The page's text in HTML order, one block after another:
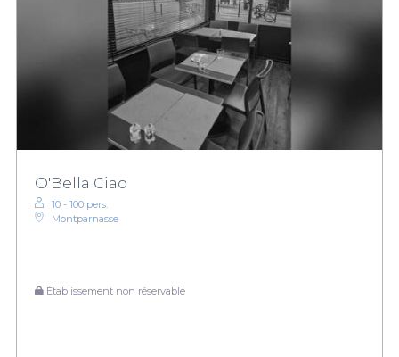
O'Bella Ciao
10 - 100 pers.
Montparnasse
Établissement non réservable